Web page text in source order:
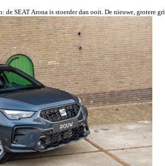
de SEAT Arona is stoerder dan ooit. De nieuwe, grotere